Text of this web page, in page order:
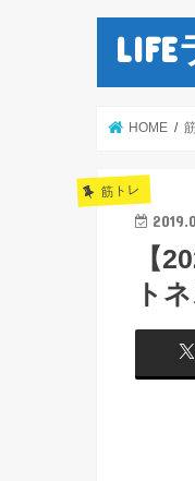
LIFE
HOME
筋トレ
【
ト